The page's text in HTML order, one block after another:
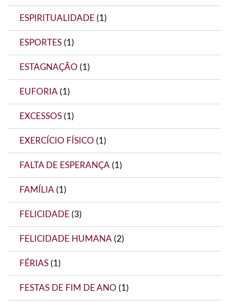
ESPIRITUALIDADE (1)
ESPORTES (1)
ESTAGNAÇÃO (1)
EUFORIA (1)
EXCESSOS (1)
EXERCÍCIO FÍSICO (1)
FALTA DE ESPERANÇA (1)
FAMÍLIA (1)
FELICIDADE (3)
FELICIDADE HUMANA (2)
FÉRIAS (1)
FESTAS DE FIM DE ANO (1)